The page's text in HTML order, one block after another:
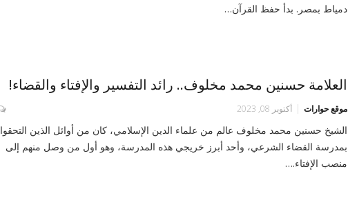
دمياط بمصر. بدأ حفظ القرآن…
العلامة حسنين محمد مخلوف.. رائد التفسير والإفتاء والقضاء!
موقع حوارات أكتوبر 08, 2023
الشيخ حسنين محمد مخلوف عالم من علماء الدين الإسلامي، كان من أوائل الذين التحقوا
بمدرسة القضاء الشرعي، وأحد أبرز خريجي هذه المدرسة، وهو أول من وصل منهم إلى
منصب الإفتاء.…